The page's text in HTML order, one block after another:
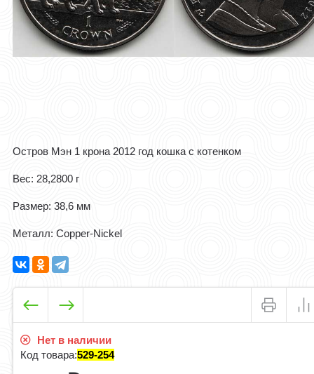
Остров Мэн 1 крона 2012 год кошка с котенком
Вес: 28,2800 г
Размер: 38,6 мм
Металл: Copper-Nickel
Нет в наличии
Код товара:529-254